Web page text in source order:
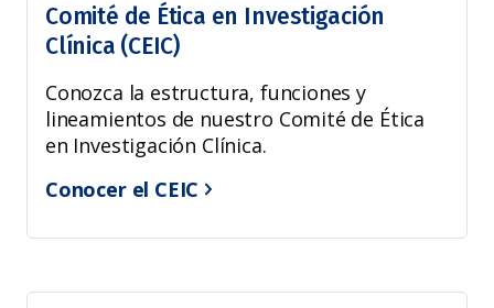
Comité de Ética en Investigación
Clínica (CEIC)
Conozca la estructura, funciones y
lineamientos de nuestro Comité de Ética
en Investigación Clínica.
Conocer el CEIC